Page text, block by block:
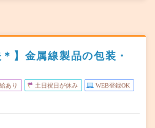
】金属線製品の包装・
あり 土日祝日が休み WEB登録OK